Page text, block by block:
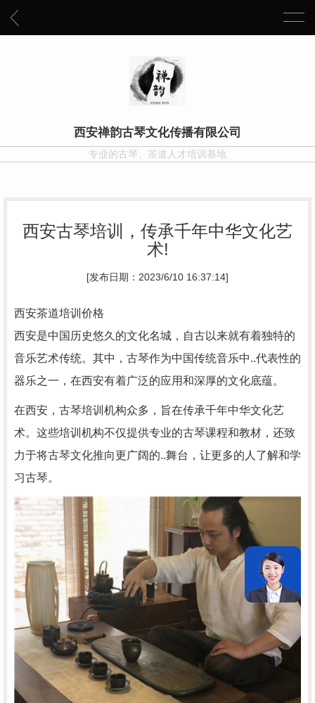
西安禅韵古琴文化传播有限公司
专业的古琴、茶道人才培训基地
西安古琴培训，传承千年中华文化艺
术!
[发布日期：2023/6/10 16:37:14]
西安茶道培训价格
西安是中国历史悠久的文化名城，自古以来就有着独特的
音乐艺术传统。其中，古琴作为中国传统音乐中..代表性的
器乐之一，在西安有着广泛的应用和深厚的文化底蕴。
在西安，古琴培训机构众多，旨在传承千年中华文化艺
术。这些培训机构不仅提供专业的古琴课程和教材，还致
力于将古琴文化推向更广阔的..舞台，让更多的人了解和学
习古琴。